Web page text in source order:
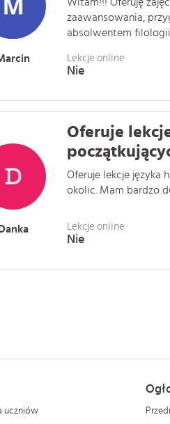
zaawansowania,
absolwentem filologii
Lekcje online
Nie
Oferuje
Oferuje lekcje języka
okolic. Mam bardzo
Lekcje online
Nie
uczniów